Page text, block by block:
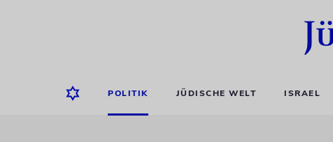
POLITIK JÜDISCHE WELT ISRAEL